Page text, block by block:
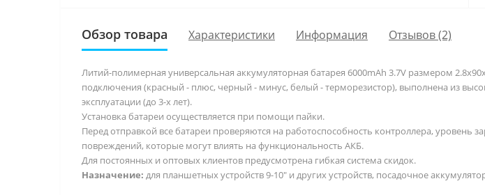
Обзор товара Характеристики Информация Отзывов (2)
Литий-полимерная универсальная аккумуляторная батарея 6000mAh 3.7V размером
подключения (красный - плюс, черный - минус, белый - терморезистор), выполнена из
эксплуатации (до 3-х лет).
Установка батареи осуществляется при помощи пайки.
Перед отправкой все батареи проверяются на работоспособность контроллера, уровень
повреждений, которые могут влиять на функциональность АКБ.
Для постоянных и оптовых клиентов предусмотрена гибкая система скидок.
Назначение: для планшетных устройств 9-10" и других устройств, посадочное